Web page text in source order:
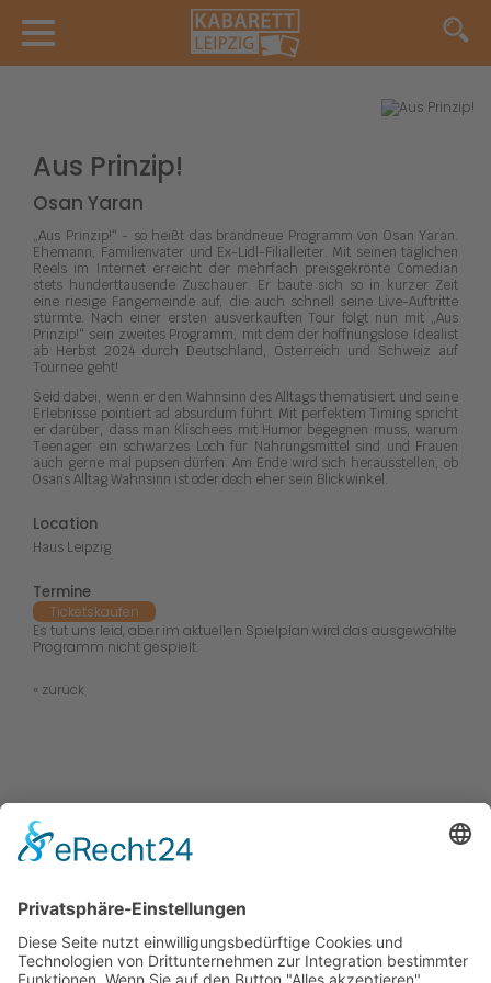
Aus Prinzip!
Osan Yaran
„Aus Prinzip!“ - so heißt das brandneue Programm von Osan Yaran.
Ehemann, Familienvater und Ex-Lidl-Filialleiter. Mit seinen täglichen
Reels im Internet erreicht der mehrfach preisgekrönte Comedian
stets hunderttausende Zuschauer. Er baute sich so in kurzer Zeit
eine riesige Fangemeinde auf, die auch schnell seine Live-Auftritte
stürmte. Nach einer ersten ausverkauften Tour folgt nun mit „Aus
Prinzip!“ sein zweites Programm, mit dem der hoffnungslose Idealist
ab Herbst 2024 durch Deutschland, Österreich und Schweiz auf
Tournee geht!
Seid dabei, wenn er den Wahnsinn des Alltags thematisiert und seine
Erlebnisse pointiert ad absurdum führt. Mit perfektem Timing spricht
er darüber, dass man Klischees mit Humor begegnen muss, warum
Teenager ein schwarzes Loch für Nahrungsmittel sind und Frauen
auch gerne mal pupsen dürfen. Am Ende wird sich herausstellen, ob
Osans Alltag Wahnsinn ist oder doch eher sein Blickwinkel.
Location
Haus Leipzig
Termine
Ticketskaufen
Es tut uns leid, aber im aktuellen Spielplan wird das ausgewählte
Programm nicht gespielt.
« zurück
Central Kabarett
Sanftwut
academixer